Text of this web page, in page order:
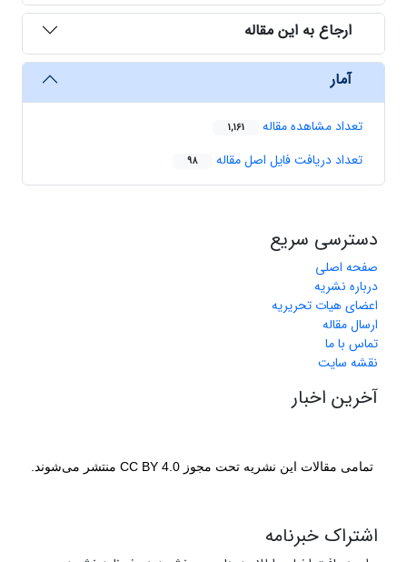
ارجاع به این مقاله
آمار
تعداد مشاهده مقاله 1,161
تعداد دریافت فایل اصل مقاله 98
دسترسی سریع
صفحه اصلی
درباره نشریه
اعضای هیات تحریریه
ارسال مقاله
تماس با ما
نقشه سایت
آخرین اخبار
تمامی مقالات این نشریه تحت مجوز CC BY 4.0 منتشر می‌شوند.
اشتراک خبرنامه